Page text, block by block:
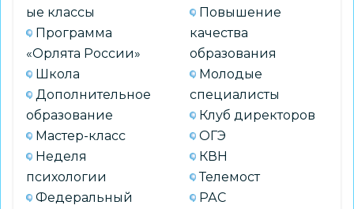
ые классы
Программа
«Орлята России»
Школа
Дополнительное
образование
Мастер-класс
Неделя
психологии
Федеральный
Повышение
качества
образования
Молодые
специалисты
Клуб директоров
ОГЭ
КВН
Телемост
РАС